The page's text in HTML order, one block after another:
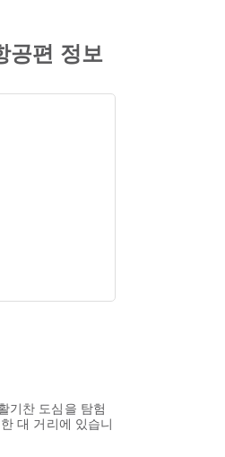
공편 정보
기찬 도심을 탐험
대 거리에 있습니